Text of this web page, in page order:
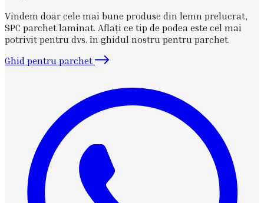
Vindem doar cele mai bune produse din lemn prelucrat,
SPC parchet laminat. Aflați ce tip de podea este cel mai
potrivit pentru dvs. în ghidul nostru pentru parchet.
Ghid pentru parchet